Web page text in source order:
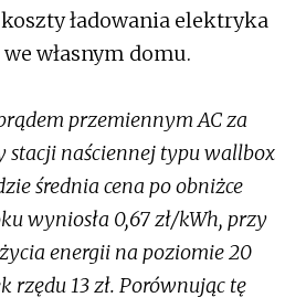
ładowania elektryka
własnym domu.
przemiennym AC za
stacji naściennej typu wallbox
średnia cena po obniżce
wyniosła 0,67 zł/kWh, przy
energii na poziomie 20
rzędu 13 zł. Porównując tę